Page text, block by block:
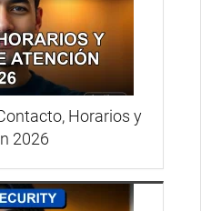
Horarios y
2026